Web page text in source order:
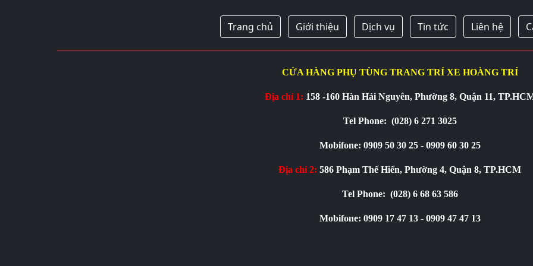
Trang chủ Giới thiệu Dịch vụ Tin tức Liên hệ
CỬA HÀNG PHỤ TÙNG TRANG TRÍ XE HOÀNG TRÍ
Địa chỉ 1: 158 -160 Hàn Hải Nguyên, Phường 8, Quận 11,
Tel Phone: (028) 6 271 3025
Mobifone: 0909 50 30 25 - 0909 60 30 25
Địa chỉ 2: 586 Phạm Thế Hiển, Phường 4, Quận 8, TP.HCM
Tel Phone: (028) 6 68 63 586
Mobifone: 0909 17 47 13 - 0909 47 47 13